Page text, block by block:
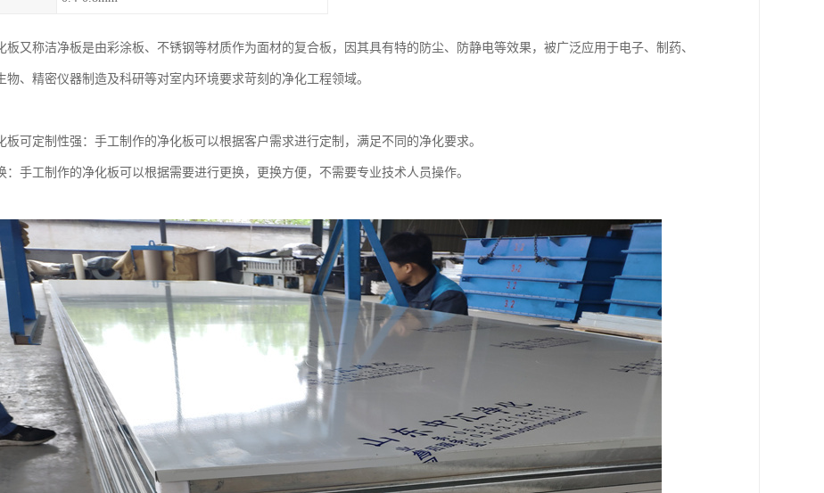
板又称洁净板是由彩涂板、不锈钢等材质作为面材的复合板，因其具有特的防尘、防静电等效果，被广泛应用于电子、制药、
物、精密仪器制造及科研等对室内环境要求苛刻的净化工程领域。
板可定制性强：手工制作的净化板可以根据客户需求进行定制，满足不同的净化要求。
：手工制作的净化板可以根据需要进行更换，更换方便，不需要专业技术人员操作。